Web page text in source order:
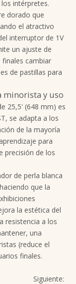
intérpretes.
dorado que
el atractivo
interruptor de 1V
un ajuste de
cambiar
de pastillas para
minorista y uso
25,5' (648 mm) es
se adapta a los
de la mayoría
para
precisión de los
de perla blanca
que la
la estética del
resistencia a los
una
(reduce el
finales.
Siguiente: